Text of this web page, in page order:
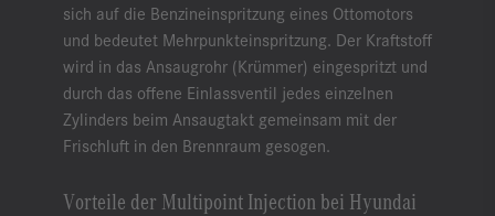
sich auf die Benzineinspritzung eines Ottomotors
und bedeutet Mehrpunkteinspritzung. Der Kraftstoff
wird in das Ansaugrohr (Krümmer) eingespritzt und
durch das offene Einlassventil jedes einzelnen
Zylinders beim Ansaugtakt gemeinsam mit der
Frischluft in den Brennraum gesogen.
Vorteile der Multipoint Injection bei Hyundai